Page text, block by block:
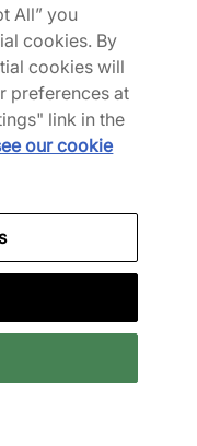
da
una varietà di
sia
esplora
e altri. Dai
sneakers con
è realizzato
e comfort
All” you
cookies. By
cookies will
preferences at
link in the
our cookie